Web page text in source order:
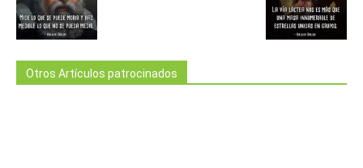
Otros Artículos patrocinados